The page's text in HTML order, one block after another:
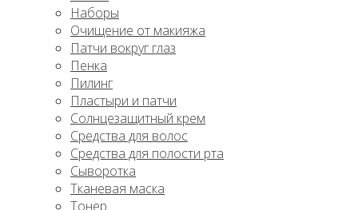
Наборы
Очищение от макияжа
Патчи вокруг глаз
Пенка
Пилинг
Пластыри и патчи
Солнцезащитный крем
Средства для волос
Средства для полости рта
Сыворотка
Тканевая маска
Тонер